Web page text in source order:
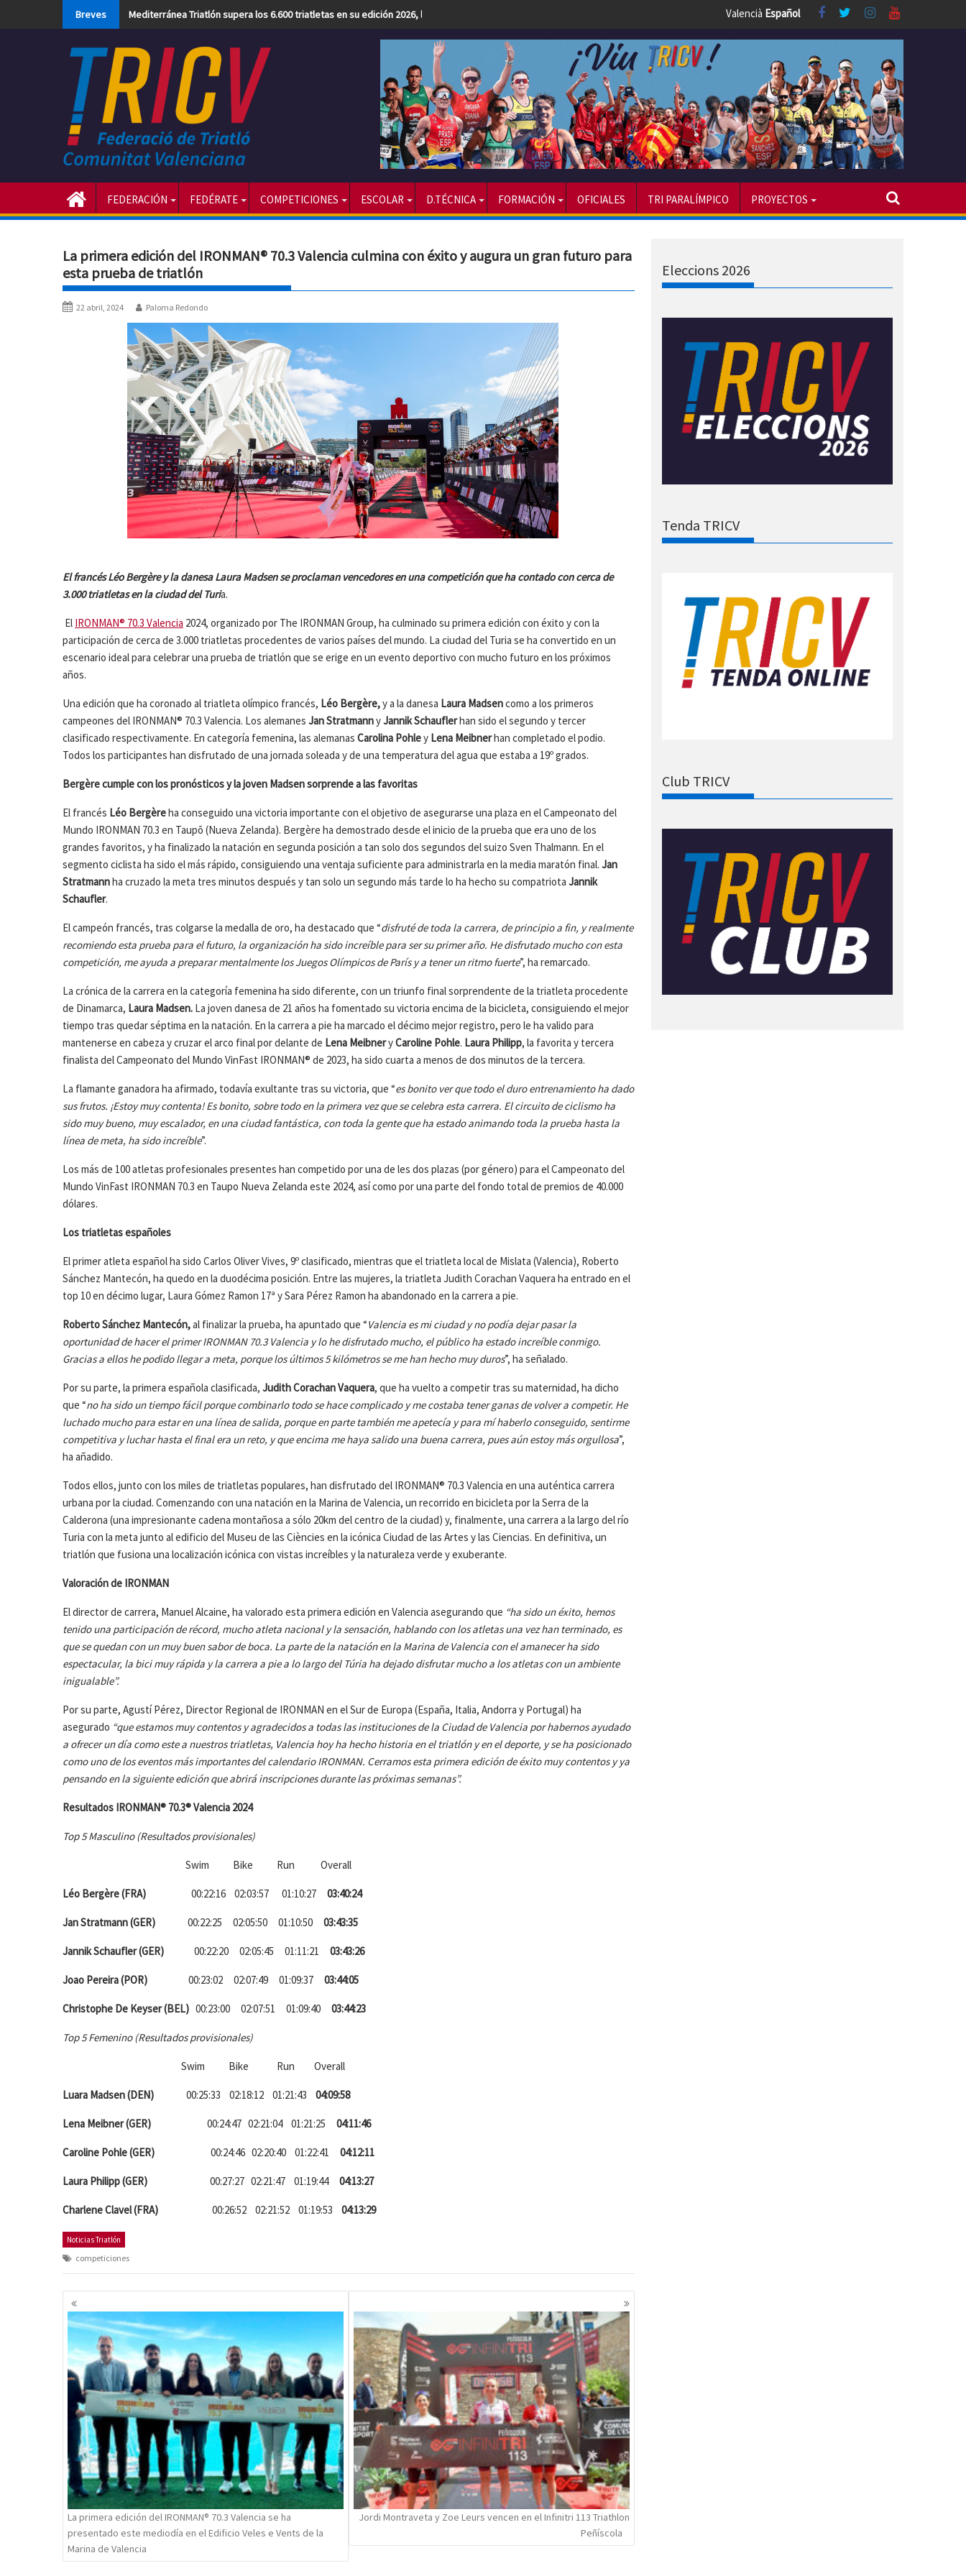
Breves Mediterránea Triatlón supera los 6.600 triatletas en su edición 2026, la más numerosa hasta la fecha Valencià Español
FEDERACIÓN FEDÉRATE COMPETICIONES ESCOLAR D.TÉCNICA FORMACIÓN OFICIALES TRI PARALÍMPICO PROYECTOS
La primera edición del IRONMAN® 70.3 Valencia culmina con éxito y augura un gran futuro para
esta prueba de triatlón
22 abril, 2024 Paloma Redondo
El francés Léo Bergère y la danesa Laura Madsen se proclaman vencedores en una competición que ha contado con cerca de
3.000 triatletas en la ciudad del Turia.
El IRONMAN® 70.3 Valencia 2024, organizado por The IRONMAN Group, ha culminado su primera edición con éxito y con la
participación de cerca de 3.000 triatletas procedentes de varios países del mundo. La ciudad del Turia se ha convertido en un
escenario ideal para celebrar una prueba de triatlón que se erige en un evento deportivo con mucho futuro en los próximos
años.
Una edición que ha coronado al triatleta olímpico francés, Léo Bergère,y a la danesa Laura Madsencomo a los primeros
campeones del IRONMAN® 70.3 Valencia. Los alemanes Jan StratmannyJannik Schauflerhan sido el segundo y tercer
clasificado respectivamente. En categoría femenina, las alemanas Carolina Pohley Lena Meibnerhan completado el podio.
Todos los participantes han disfrutado de una jornada soleada y de una temperatura del agua que estaba a 19º grados.
Bergère cumple con los pronósticos y la joven Madsen sorprende a las favoritas
El francés Léo Bergèreha conseguido una victoria importante con el objetivo de asegurarse una plaza en el Campeonato del
Mundo IRONMAN 70.3 en Taupō (Nueva Zelanda). Bergère ha demostrado desde el inicio de la prueba que era uno de los
grandes favoritos, y ha finalizado la natación en segunda posición a tan solo dos segundos del suizo Sven Thalmann. En el
segmento ciclista ha sido el más rápido, consiguiendo una ventaja suficiente para administrarla en la media maratón final. Jan
Stratmannha cruzado la meta tres minutos después y tan solo un segundo más tarde lo ha hecho su compatriota Jannik
Schaufler.
El campeón francés, tras colgarse la medalla de oro, ha destacado que “disfruté de toda la carrera, de principio a fin, y realmente
recomiendo esta prueba para el futuro, la organización ha sido increíble para ser su primer año. He disfrutado mucho con esta
competición, me ayuda a preparar mentalmente los Juegos Olímpicos de París y a tener un ritmo fuerte”, ha remarcado.
La crónica de la carrera en la categoría femenina ha sido diferente, con un triunfo final sorprendente de la triatleta procedente
de Dinamarca, Laura Madsen. La joven danesa de 21 años ha fomentado su victoria encima de la bicicleta, consiguiendo el mejor
tiempo tras quedar séptima en la natación. En la carrera a pie ha marcado el décimo mejor registro, pero le ha valido para
mantenerse en cabeza y cruzar el arco final por delante de Lena MeibneryCaroline Pohle. Laura Philipp, la favorita y tercera
finalista del Campeonato del Mundo VinFast IRONMAN® de 2023, ha sido cuarta a menos de dos minutos de la tercera.
La flamante ganadora ha afirmado, todavía exultante tras su victoria, que “es bonito ver que todo el duro entrenamiento ha dado
sus frutos. ¡Estoy muy contenta! Es bonito, sobre todo en la primera vez que se celebra esta carrera. El circuito de ciclismo ha
sido muy bueno, muy escalador, en una ciudad fantástica, con toda la gente que ha estado animando toda la prueba hasta la
línea de meta, ha sido increíble”.
Los más de 100 atletas profesionales presentes han competido por una de les dos plazas (por género) para el Campeonato del
Mundo VinFast IRONMAN 70.3 en Taupo Nueva Zelanda este 2024, así como por una parte del fondo total de premios de 40.000
dólares.
Los triatletas españoles
El primer atleta español ha sido Carlos Oliver Vives, 9º clasificado, mientras que el triatleta local de Mislata (Valencia), Roberto
Sánchez Mantecón, ha quedo en la duodécima posición. Entre las mujeres, la triatleta Judith Corachan Vaquera ha entrado en el
top 10 en décimo lugar, Laura Gómez Ramon 17ª y Sara Pérez Ramon ha abandonado en la carrera a pie.
Roberto Sánchez Mantecón,al finalizar la prueba, ha apuntado que “Valencia es mi ciudad y no podía dejar pasar la
oportunidad de hacer el primer IRONMAN 70.3 Valencia y lo he disfrutado mucho, el público ha estado increíble conmigo.
Gracias a ellos he podido llegar a meta, porque los últimos 5 kilómetros se me han hecho muy duros”, ha señalado.
Por su parte, la primera española clasificada, Judith Corachan Vaquera, que ha vuelto a competir tras su maternidad, ha dicho
que “no ha sido un tiempo fácil porque combinarlo todo se hace complicado y me costaba tener ganas de volver a competir. He
luchado mucho para estar en una línea de salida, porque en parte también me apetecía y para mí haberlo conseguido, sentirme
competitiva y luchar hasta el final era un reto, y que encima me haya salido una buena carrera, pues aún estoy más orgullosa”,
ha añadido.
Todos ellos, junto con los miles de triatletas populares, han disfrutado del IRONMAN® 70.3 Valencia en una auténtica carrera
urbana por la ciudad. Comenzando con una natación en la Marina de Valencia, un recorrido en bicicleta por la Serra de la
Calderona (una impresionante cadena montañosa a sólo 20km del centro de la ciudad) y, finalmente, una carrera a la largo del río
Turia con la meta junto al edificio del Museu de las Ciències en la icónica Ciudad de las Artes y las Ciencias. En definitiva, un
triatlón que fusiona una localización icónica con vistas increíbles y la naturaleza verde y exuberante.
Valoración de IRONMAN
El director de carrera, Manuel Alcaine, ha valorado esta primera edición en Valencia asegurando que “ha sido un éxito, hemos
tenido una participación de récord, mucho atleta nacional y la sensación, hablando con los atletas una vez han terminado, es
que se quedan con un muy buen sabor de boca. La parte de la natación en la Marina de Valencia con el amanecer ha sido
espectacular, la bici muy rápida y la carrera a pie a lo largo del Túria ha dejado disfrutar mucho a los atletas con un ambiente
inigualable”.
Por su parte, Agustí Pérez, Director Regional de IRONMAN en el Sur de Europa (España, Italia, Andorra y Portugal) ha
asegurado “que estamos muy contentos y agradecidos a todas las instituciones de la Ciudad de Valencia por habernos ayudado
a ofrecer un día como este a nuestros triatletas, Valencia hoy ha hecho historia en el triatlón y en el deporte, y se ha posicionado
como uno de los eventos más importantes del calendario IRONMAN. Cerramos esta primera edición de éxito muy contentos y ya
pensando en la siguiente edición que abrirá inscripciones durante las próximas semanas”.
Resultados IRONMAN® 70.3® Valencia 2024
Top 5 Masculino (Resultados provisionales)
Swim Bike Run Overall
Léo Bergère (FRA) 00:22:16 02:03:57 01:10:27 03:40:24
Jan Stratmann (GER) 00:22:25 02:05:50 01:10:50 03:43:35
Jannik Schaufler (GER) 00:22:20 02:05:45 01:11:21 03:43:26
Joao Pereira (POR) 00:23:02 02:07:49 01:09:37 03:44:05
Christophe De Keyser (BEL) 00:23:00 02:07:51 01:09:40 03:44:23
Top 5 Femenino (Resultados provisionales)
Swim Bike Run Overall
Luara Madsen (DEN) 00:25:33 02:18:12 01:21:43 04:09:58
Lena Meibner (GER) 00:24:47 02:21:04 01:21:25 04:11:46
Caroline Pohle (GER) 00:24:46 02:20:40 01:22:41 04:12:11
Laura Philipp (GER) 00:27:27 02:21:47 01:19:44 04:13:27
Charlene Clavel (FRA) 00:26:52 02:21:52 01:19:53 04:13:29
Noticias Triatlón
competiciones
Navegación
de
entradas
La primera edición del IRONMAN® 70.3 Valencia se ha
presentado este mediodía en el Edificio Veles e Vents de la
Marina de Valencia
Jordi Montraveta y Zoe Leurs vencen en el Infinitri 113 Triathlon
Peñíscola
Eleccions 2026
Tenda TRICV
Club TRICV